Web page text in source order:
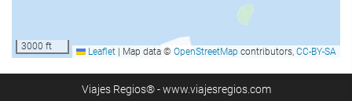
Konditerem
3000 ft Leaflet Map data © OpenStreetMap contributors, CC-BY-SA
Viajes Regios® - www.viajesregios.com